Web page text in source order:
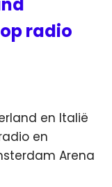
radio
en Italië
en
Arena